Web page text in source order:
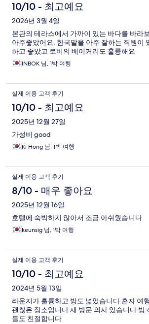
10/10 - 최고예요
2026년 3월 4일
본관의 테라스에서 가까이 있는 바다를 바라
아주좋았어요. 한국말을 아주 잘하는 직원이
하고 좋았고 로비의 베이커리도 훌륭해요
INBOK 님, 1박 여행
실제 이용 고객 후기
10/10 - 최고예요
2025년 12월 27일
가성비 good
Ki Hong 님, 1박 여행
실제 이용 고객 후기
8/10 - 매우 좋아요
2025년 12월 16일
호텔에 숙박하지 않아서 조금 아쉬웠습니다
keunsig 님, 1박 여행
실제 이용 고객 후기
10/10 - 최고예요
2024년 5월 13일
라운지가 훌륭하고 방도 넓었습니다 혼자 여
괜찮은 장소입니다 재 방문 의사 있습니다 방
들도 친절합니다